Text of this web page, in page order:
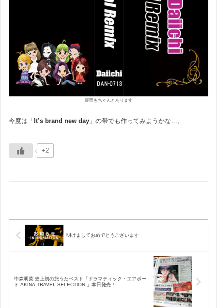
裏面もちゃんとあります
今度は「 It’s brand new day 」の帯でも作ってみようかな…。
+2
明けましておめでとうございます
中森明菜 史上初の旅うたベスト「ドラマティック・エアポー
ト-AKINA TRAVEL SELECTION-」本日発売！